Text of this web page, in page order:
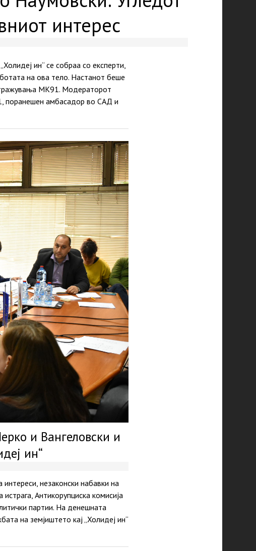
интерес
ин“ се собраа со експерти,
на ова тело. Настанот беше
МК91. Модераторот
поранешен амбасадор во САД и
и Вангеловски и
ин“
незаконски набавки на
Антикорупциска комисија
партии. На денешната
на земјиштето кај „Холидеј ин“